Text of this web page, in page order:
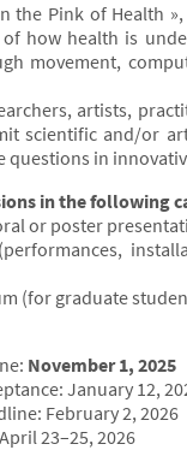
the Pink of Health
how health is
movement,
artists,
scientific and/or
questions in
in the following
or poster
(for graduate
November 1, 2025
January 12,
February 2, 2026
23–25, 2026